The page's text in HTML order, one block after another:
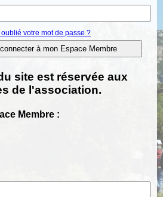
votre mot de passe ?
site est réservée aux
de l'association.
Membre :